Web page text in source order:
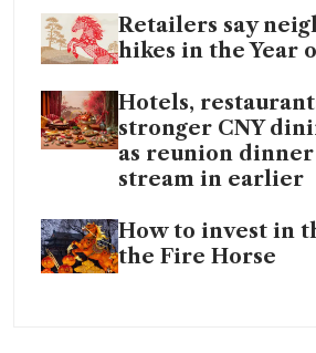
Retailers say
hikes in the Year
Hotels,
stronger CNY
as reunion
stream in earlier
How to invest in
the Fire Horse